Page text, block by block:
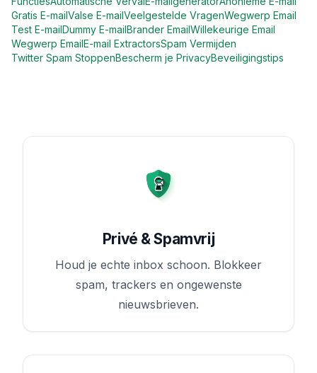
Gratis E-mail Valse E-mail Veelgestelde VragenWegwerp Email
Test E-mail Dummy E-mail Brander Email Willekeurige Email
Wegwerp Email E-mail ExtractorsSpam Vermijden
Twitter Spam StoppenBescherm je PrivacyBeveiligingstips
Privé & Spamvrij
Houd je echte inbox schoon. Blokkeer
spam, trackers en ongewenste
nieuwsbrieven.